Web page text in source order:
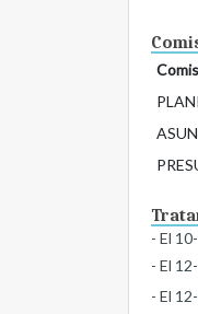
- El
- El
- El